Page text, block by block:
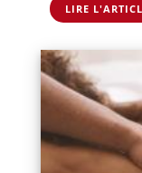
LIRE